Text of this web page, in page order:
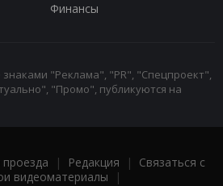
Финансы
"Реклама", "PR", "Спецпроект",
"Промо", публикуются на
| Редакция | Связаться с
видеоматериалы |